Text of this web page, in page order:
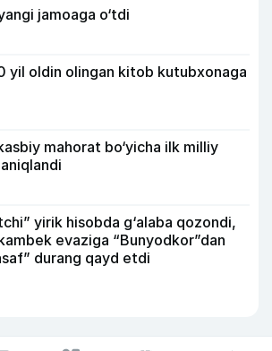
jamoaga o‘tdi
yil oldin olingan kitob kutubxonaga
mahorat bo‘yicha ilk milliy
yirik hisobda g‘alaba qozondi,
evaziga “Bunyodkor”dan
durang qayd etdi